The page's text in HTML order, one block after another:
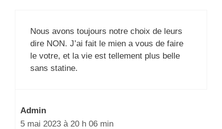
Nous avons toujours notre choix de leurs
dire NON. J’ai fait le mien a vous de faire
le votre, et la vie est tellement plus belle
sans statine.
Admin
5 mai 2023 à 20 h 06 min